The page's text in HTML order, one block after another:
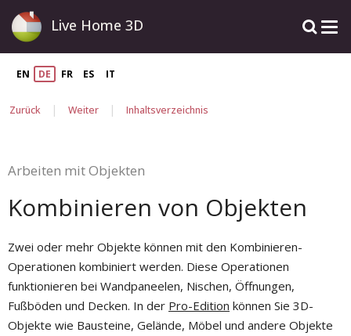
Live Home 3D
EN DE FR ES IT
Zurück | Weiter | Inhaltsverzeichnis
Arbeiten mit Objekten
Kombinieren von Objekten
Zwei oder mehr Objekte können mit den Kombinieren-
Operationen kombiniert werden. Diese Operationen
funktionieren bei Wandpaneelen, Nischen, Öffnungen,
Fußböden und Decken. In der Pro-Edition können Sie 3D-
Objekte wie Bausteine, Gelände, Möbel und andere Objekte